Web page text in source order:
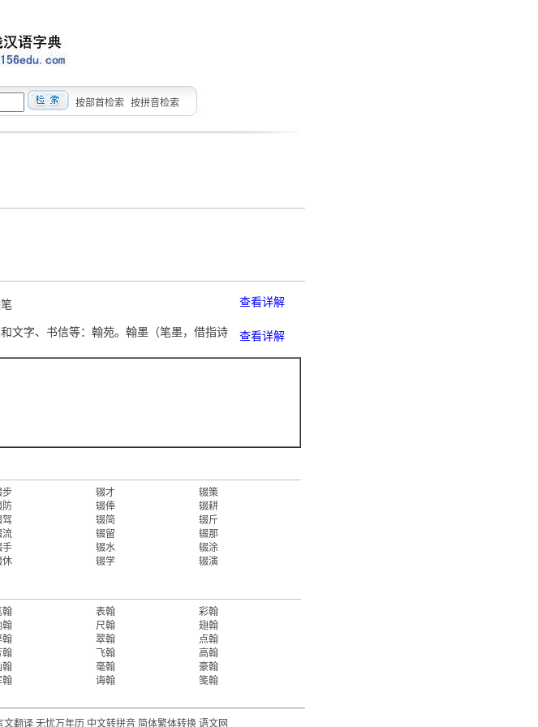
按部首检索 按拼音检索
查看详解
文字、书信等：翰苑。翰墨（笔墨，借指诗
查看详解
步 辍才
辍策
防 辍俸
辍耕
驾 辍简
辍斤
流 辍留
辍那
手 辍水
辍涂
休 辍学 辍演
翰 表翰
彩翰
翰 尺翰
翅翰
翰 翠翰
点翰
翰 飞翰
高翰
翰 毫翰
豪翰
翰 诲翰 笺翰
文翻译 无忧万年历 中文转拼音 简体繁体转换 语文网